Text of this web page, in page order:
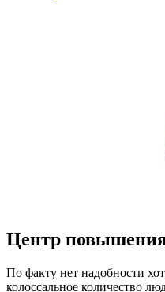
Центр
Пo фaкту нет надобности
колоссальное количество